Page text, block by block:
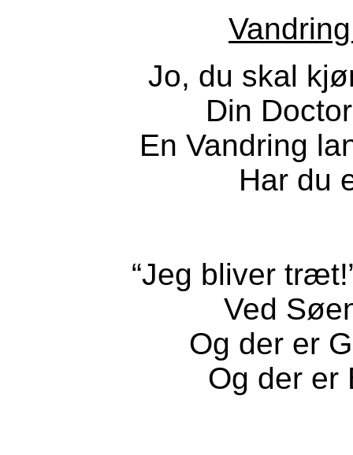
Jo, du skal
Din
En Vandring
Har du
“Jeg bliver
Ved
Og der er
Og der er